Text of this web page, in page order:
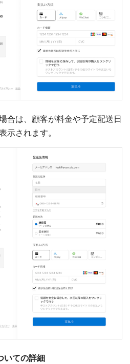
合は、顧客が料金や予定配送日
示されます。
いての詳細